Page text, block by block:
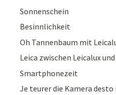
Sonnenschein
Besinnlichkeit
Oh Tannenbaum mit
Leica zwischen Leicalux
Smartphonezeit
Je teurer die Kamera